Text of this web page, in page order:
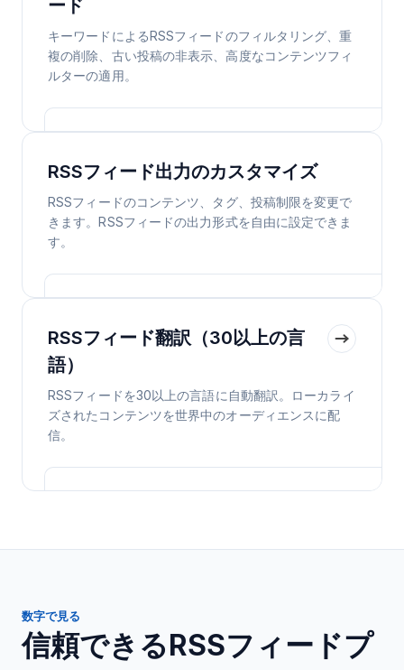
ード
キーワードによるRSSフィードのフィルタリング、重
複の削除、古い投稿の非表示、高度なコンテンツフィ
ルターの適用。
RSSフィード出力のカスタマイズ
RSSフィードのコンテンツ、タグ、投稿制限を変更で
きます。RSSフィードの出力形式を自由に設定できま
す。
RSSフィード翻訳（30以上の言
語）
RSSフィードを30以上の言語に自動翻訳。ローカライ
ズされたコンテンツを世界中のオーディエンスに配
信。
数字で見る
信頼できるRSSフィードプ